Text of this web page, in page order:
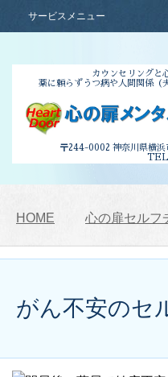
カウンセリングと
薬に頼らずうつ病や人間関係（
〒244-0002 神奈川県横浜
TEL
サービスメニュー
HOME 心の扉セルフ
がん不安のセ